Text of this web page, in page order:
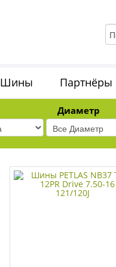
Шины Партнёры
Диаметр